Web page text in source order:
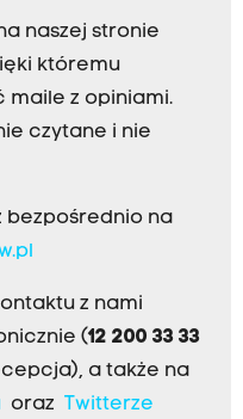
naszej stronie
któremu
maile z opiniami.
czytane i nie
bezpośrednio na
z nami
(12 200 33 33
a także na
oraz Twitterze